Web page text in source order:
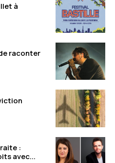
à
raconter
:
avec...